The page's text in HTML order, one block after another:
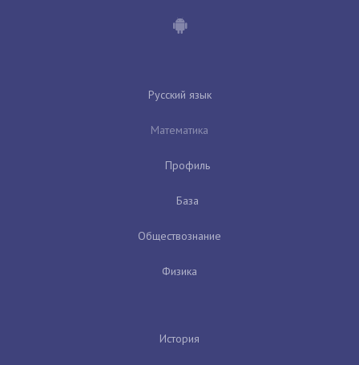
Русский язык
Математика
Профиль
База
Обществознание
Физика
История